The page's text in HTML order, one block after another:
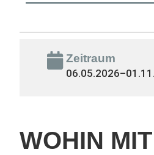
Zeitraum
06.05.2026–
WOHIN